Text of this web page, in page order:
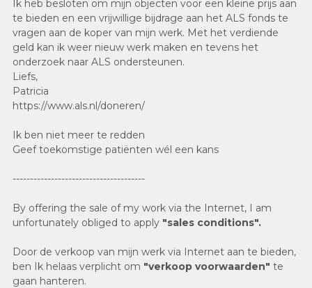
Ik heb besloten om mijn objecten voor een kleine prijs aan
te bieden en een vrijwillige bijdrage aan het ALS fonds te
vragen aan de koper van mijn werk. Met het verdiende
geld kan ik weer nieuw werk maken en tevens het
onderzoek naar ALS ondersteunen.
Liefs,
Patricia
https://www.als.nl/doneren/
Ik ben niet meer te redden
Geef toekomstige patiënten wél een kans
--------------------------------------
By offering the sale of my work via the Internet, I am
unfortunately obliged to apply "sales conditions".
Door de verkoop van mijn werk via Internet aan te bieden,
ben Ik helaas verplicht om "verkoop voorwaarden" te
gaan hanteren.